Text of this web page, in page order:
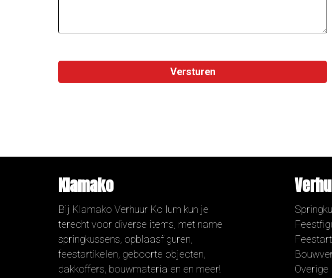
Klamako
Bij Klamako Verhuur Kollum kun je
springkussens, opblaasfiguren,
feestartikelen, geboorte objecten,
dakkoffers, bouwmaterialen en meer!
Overige